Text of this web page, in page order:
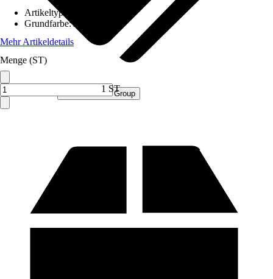
Verkauf durch: Procommerce Group
Artikeltyp
Grundfarbe:Anthrazit
Mehr Artikeldetails
Menge (ST)
1 ST